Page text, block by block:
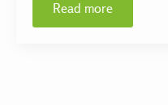
Read more